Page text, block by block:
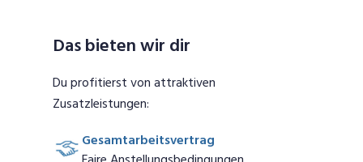
Das bieten wir dir
Du profitierst von attraktiven
Zusatzleistungen:
Gesamtarbeitsvertrag